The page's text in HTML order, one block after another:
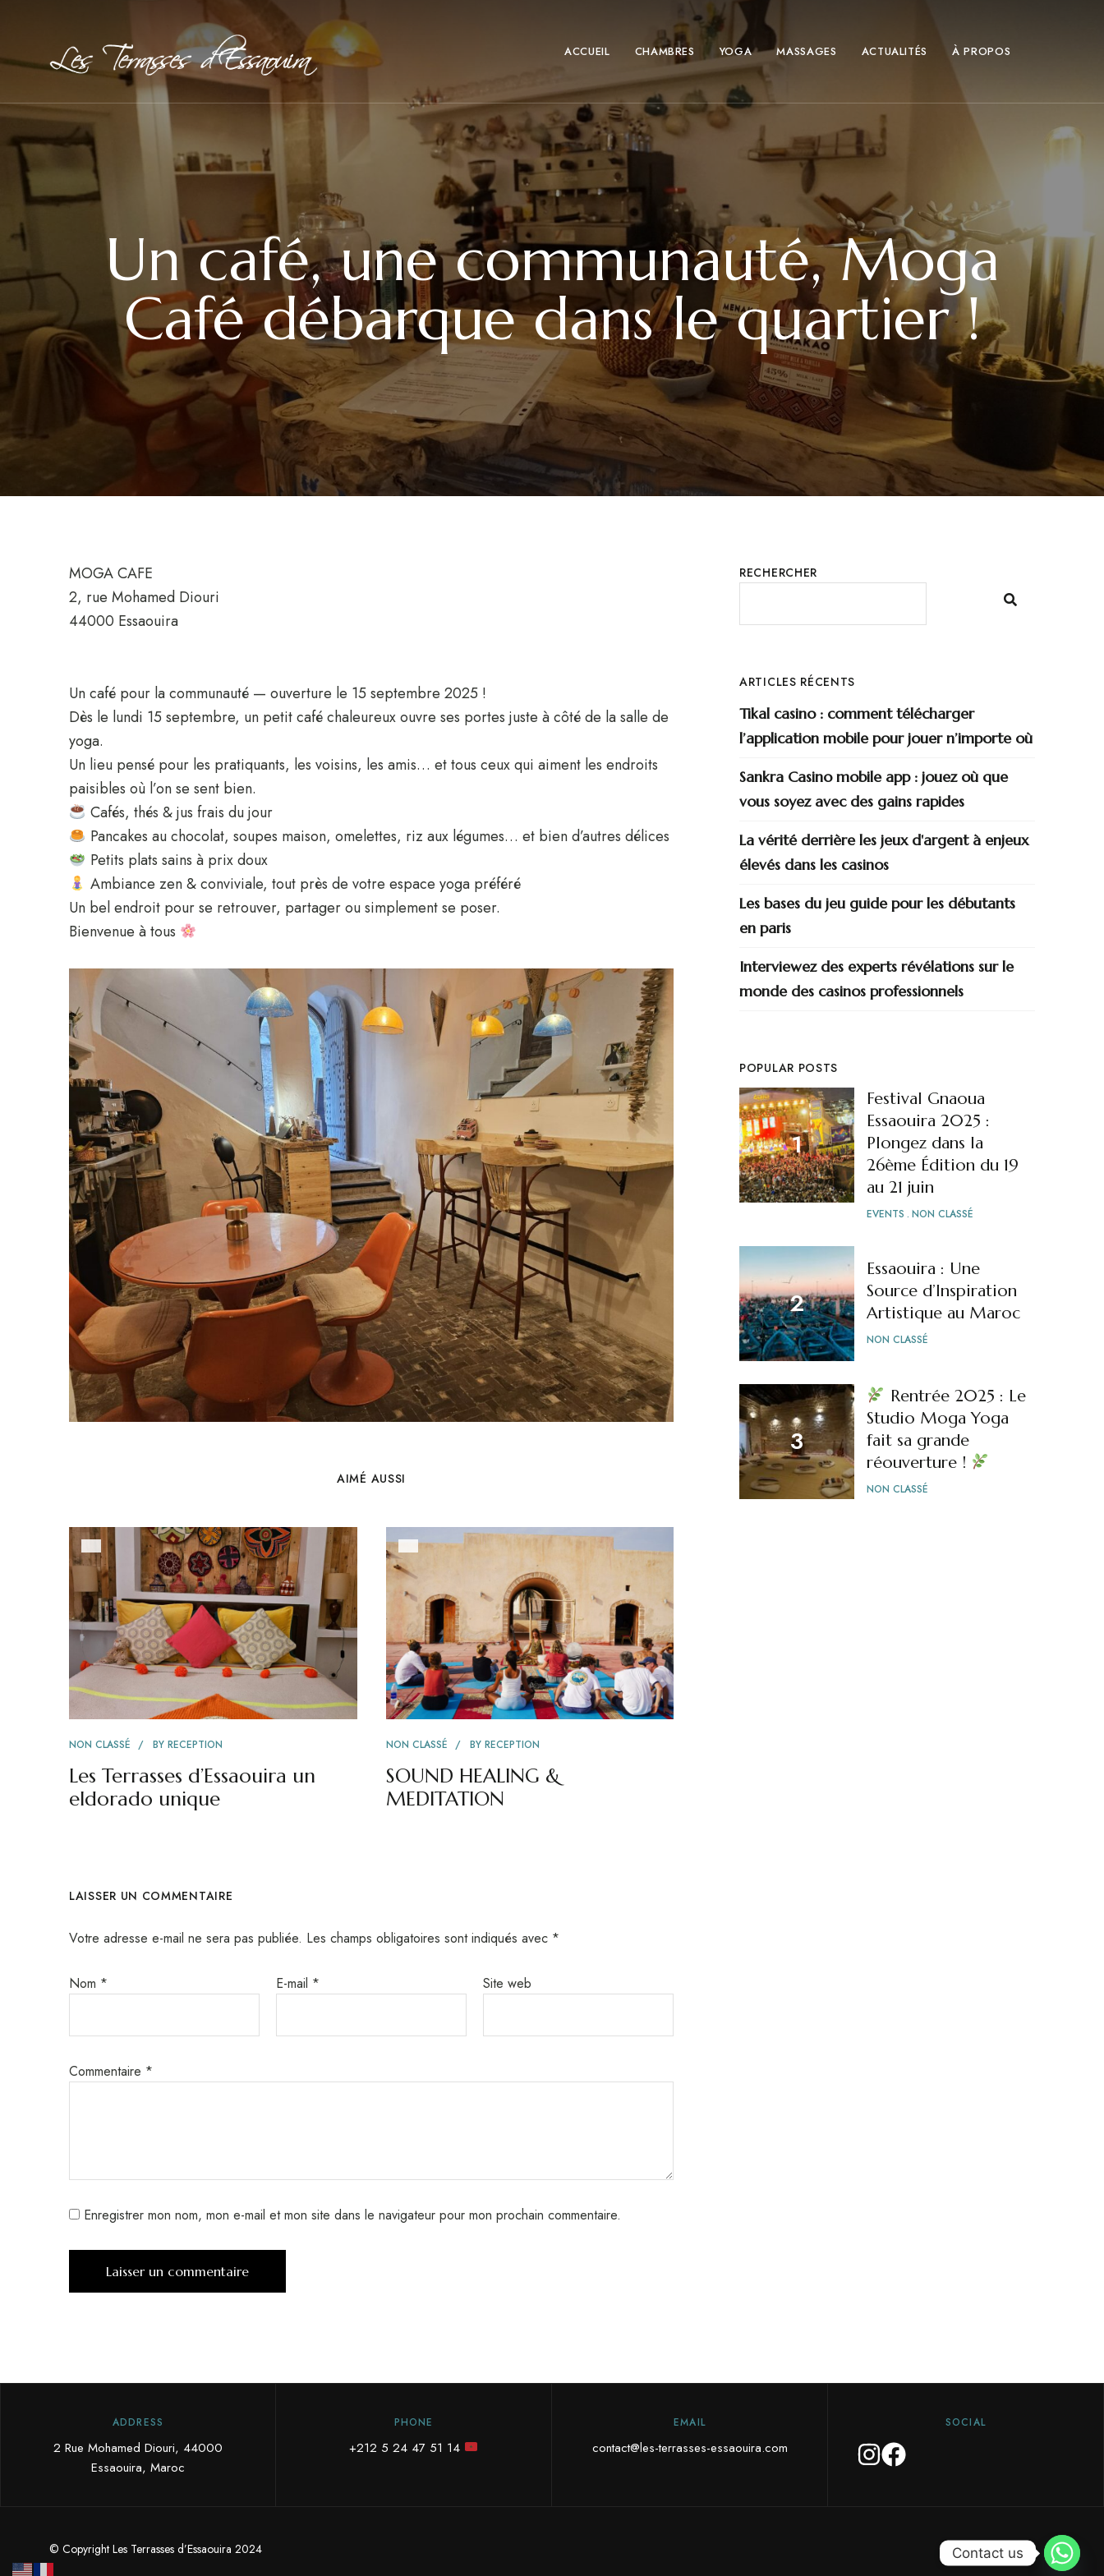
ACCUEIL CHAMBRES YOGA MASSAGES ACTUALITÉS À PROPOS
Un café, une communauté, Moga
Café débarque dans le quartier !
MOGA CAFE
2, rue Mohamed Diouri
44000 Essaouira
Un café pour la communauté — ouverture le 15 septembre 2025 !
Dès le lundi 15 septembre, un petit café chaleureux ouvre ses portes juste à côté de la salle de
yoga.
Un lieu pensé pour les pratiquants, les voisins, les amis… et tous ceux qui aiment les endroits
paisibles où l’on se sent bien.
Cafés, thés & jus frais du jour
Pancakes au chocolat, soupes maison, omelettes, riz aux légumes… et bien d’autres délices
Petits plats sains à prix doux
Ambiance zen & conviviale, tout près de votre espace yoga préféré
Un bel endroit pour se retrouver, partager ou simplement se poser.
Bienvenue à tous
AIMÉ AUSSI
NON CLASSÉ BY RECEPTION
Les Terrasses d’Essaouira un
eldorado unique
NON CLASSÉ BY RECEPTION
SOUND HEALING &
MEDITATION
LAISSER UN COMMENTAIRE
Votre adresse e-mail ne sera pas publiée. Les champs obligatoires sont indiqués avec *
Nom * E-mail * Site web
Commentaire *
Enregistrer mon nom, mon e-mail et mon site dans le navigateur pour mon prochain commentaire.
RECHERCHER
ARTICLES RÉCENTS
Tikal casino : comment télécharger
l’application mobile pour jouer n’importe où
Sankra Casino mobile app : jouez où que
vous soyez avec des gains rapides
La vérité derrière les jeux d'argent à enjeux
élevés dans les casinos
Les bases du jeu guide pour les débutants
en paris
Interviewez des experts révélations sur le
monde des casinos professionnels
POPULAR POSTS
Festival Gnaoua
Essaouira 2025 :
Plongez dans la
26ème Édition du 19
au 21 juin
EVENTS NON CLASSÉ
Essaouira : Une
Source d’Inspiration
Artistique au Maroc
NON CLASSÉ
Rentrée 2025 : Le
Studio Moga Yoga
fait sa grande
réouverture !
NON CLASSÉ
ADDRESS
2 Rue Mohamed Diouri, 44000
Essaouira, Maroc
PHONE
+212 5 24 47 51 14
EMAIL
contact@les-terrasses-essaouira.com
SOCIAL
© Copyright Les Terrasses d’Essaouira 2024 Contact us